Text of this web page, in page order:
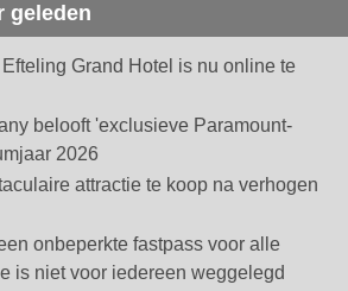
geleden
Grand Hotel is nu online te
belooft 'exclusieve Paramount-
2026
attractie te koop na verhogen
onbeperkte fastpass voor alle
is niet voor iedereen weggelegd